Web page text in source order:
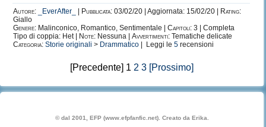
Autore:
_EverAfter_ Pubblicata: 03/02/20 | Aggiornata: 15/02/20 |
Rating:
Giallo
Genere: Malinconico, Romantico, Sentimentale | Capitoli: 3 | Completa
Tipo di coppia: Het |
Note: Nessuna | Avvertimenti: Tematiche delicate
Categoria: Storie originali > Drammatico | Leggi le 5 recensioni
[Precedente] 1 2 3 [Prossimo]
© dal 2001, EFP (www.efpfanfic.net). Creato da Erika.